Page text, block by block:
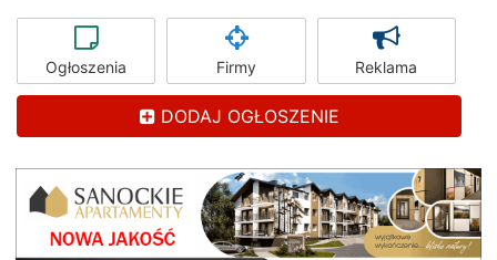
Ogłoszenia Firmy Reklama
DODAJ OGŁOSZENIE